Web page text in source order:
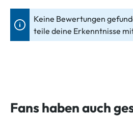
Keine Bewertungen
teile deine Erkenntnisse
Fans haben auch